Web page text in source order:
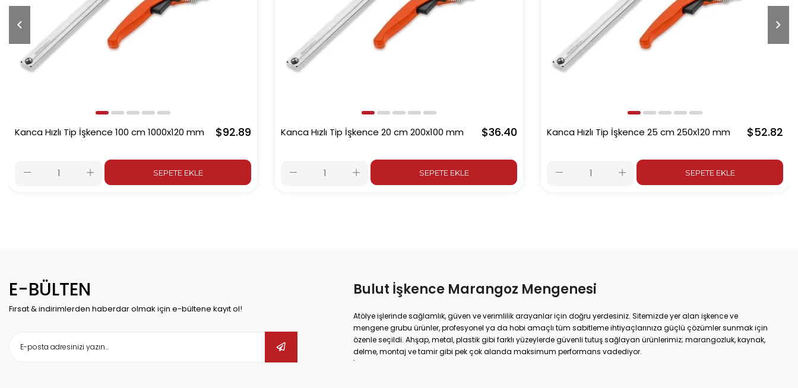
Kanca Hızlı Tip İşkence 100 cm 1000x120 mm $92.89
SEPETE EKLE
Kanca Hızlı Tip İşkence 20 cm 200x100 mm $36.40
SEPETE EKLE
Kanca Hızlı Tip İşkence 25 cm 250x120 mm $52.82
SEPETE EKLE
E-BÜLTEN
Fırsat & indirimlerden haberdar olmak için e-bültene kayıt ol!
Bulut İşkence Marangoz Mengenesi
Atölye işlerinde sağlamlık, güven ve verimlilik arayanlar için doğru yerdesiniz. Sitemizde yer alan işkence ve
mengene grubu ürünler, profesyonel ya da hobi amaçlı tüm sabitleme ihtiyaçlarınıza güçlü çözümler sunmak için
özenle seçildi. Ahşap, metal, plastik gibi farklı yüzeylerde güvenli tutuş sağlayan ürünlerimiz; marangozluk, kaynak,
delme, montaj ve tamir gibi pek çok alanda maksimum performans vadediyor.
İster büyük ölçekli sanayi tipi işler yapıyor olun, ister evde basit onarımlar; doğru işkence ve mengeneyle hem iş